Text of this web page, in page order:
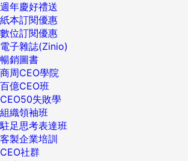
週年慶好禮送
紙本訂閱優惠
數位訂閱優惠
電子雜誌(Zinio)
暢銷圖書
商周CEO學院
百億CEO班
CEO50失敗學
組織領袖班
駐足思考表達班
客製企業培訓
CEO社群